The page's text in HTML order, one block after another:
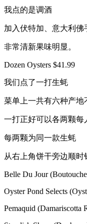
我点的是调酒
加入伏特加、意大利
非常清新果味明显。
Dozen Oysters $41.99
我们点了一打生蚝
菜单上一共有六种产地
一打正好可以各两颗每
每两颗为同一款生蚝
从右上角饼干旁边顺时
Belle Du Jour
Oyster Pond Selects
Pemaquid (Damariscotta